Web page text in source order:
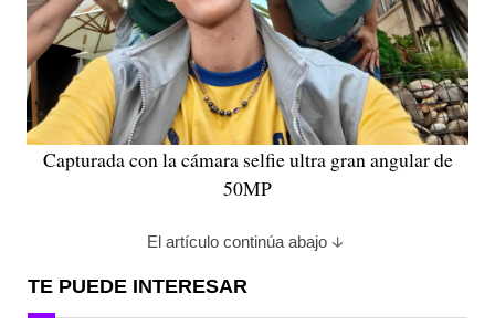
Capturada con la cámara selfie ultra gran angular de
50MP
El artículo continúa abajo
TE PUEDE INTERESAR